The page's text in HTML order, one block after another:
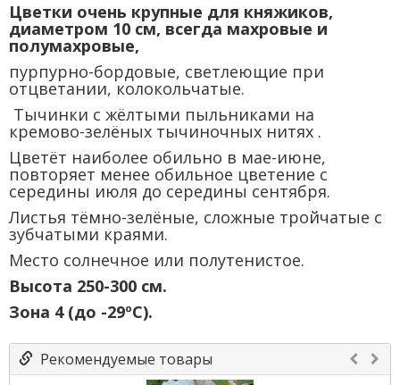
Цветки очень крупные для княжиков,
диаметром 10 см, всегда махровые и
полумахровые,
пурпурно-бордовые, светлеющие при
отцветании, колокольчатые.
Тычинки с жёлтыми пыльниками на
кремово-зелёных тычиночных нитях .
Цветёт наиболее обильно в мае-июне,
повторяет менее обильное цветение с
середины июля до середины сентября.
Листья тёмно-зелёные, сложные тройчатые с
зубчатыми краями.
Место солнечное или полутенистое.
Высота 250-300 см.
Зона 4 (до -29ºС).
Рекомендуемые товары